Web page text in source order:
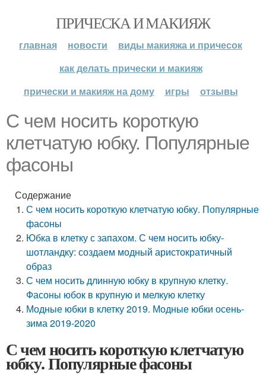
ПРИЧЕСКА И МАКИЯЖ
главная новости
виды макияжа и причесок
как делать прически и макияж
прически и макияж на дому
игры отзывы
С чем носить короткую
клетчатую юбку. Популярные
фасоны
Содержание
С чем носить короткую клетчатую юбку. Популярные
фасоны
Юбка в клетку с запахом. С чем носить юбку-
шотландку: создаем модный аристократичный
образ
С чем носить длинную юбку в крупную клетку.
Фасоны юбок в крупную и мелкую клетку
Модные юбки в клетку 2019. Модные юбки осень-
зима 2019-2020
С чем носить короткую клетчатую
юбку. Популярные фасоны